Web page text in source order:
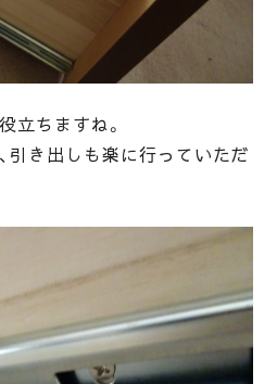
立ちますね。
引き出しも楽に行っていただ